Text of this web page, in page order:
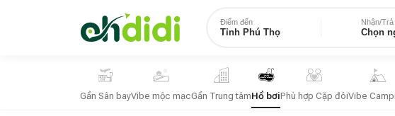
Điểm đến
Tỉnh Phú Thọ
Nhận/
Chọn
Gần Sân bayVibe mộc mạcGần Trung tâmHồ bơiPhù hợp Cặp đôiVibe